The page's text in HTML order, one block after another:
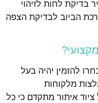
לחות לזיהוי
הביוב לבדיקת הצפה
להזמין יהיה בעל
מלקוחות
איתור מתקדם כי כל